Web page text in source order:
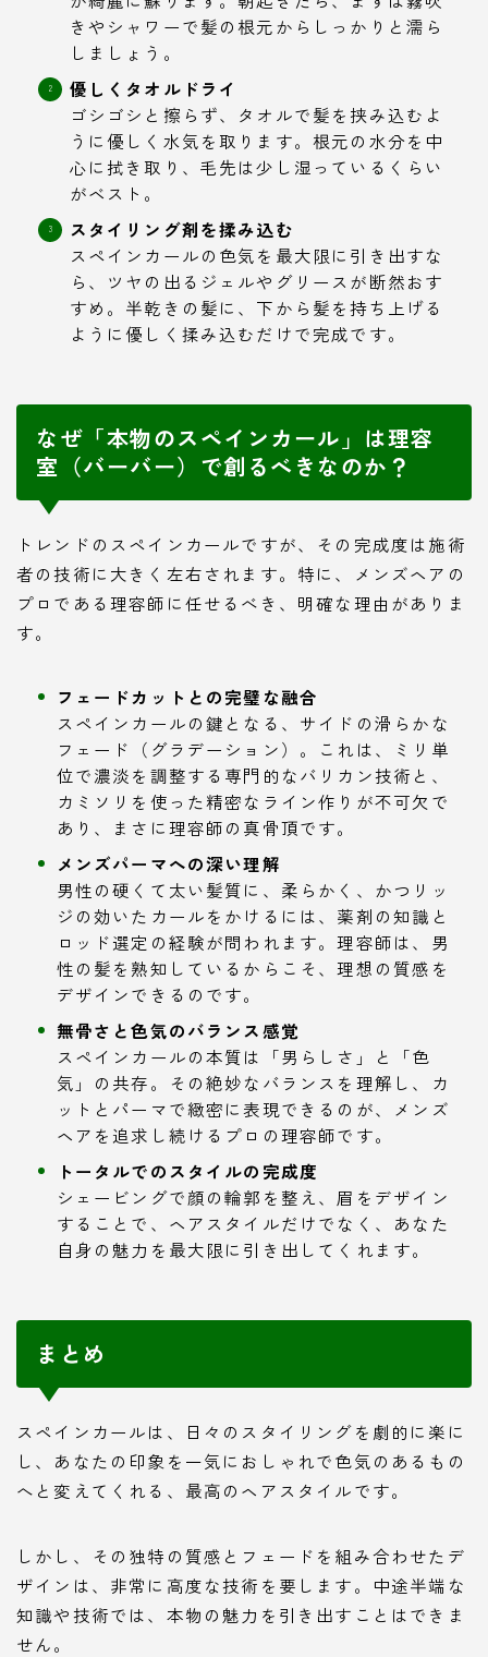
きやシャワーで髪の根元からしっかりと濡ら
しましょう。
優しくタオルドライ
ゴシゴシと擦らず、タオルで髪を挟み込むよ
うに優しく水気を取ります。根元の水分を中
心に拭き取り、毛先は少し湿っているくらい
がベスト。
スタイリング剤を揉み込む
スペインカールの色気を最大限に引き出すな
ら、ツヤの出るジェルやグリースが断然おす
すめ。半乾きの髪に、下から髪を持ち上げる
ように優しく揉み込むだけで完成です。
なぜ「本物のスペインカール」は理容
室（バーバー）で創るべきなのか？
トレンドのスペインカールですが、その完成度は施術
者の技術に大きく左右されます。特に、メンズヘアの
プロである理容師に任せるべき、明確な理由がありま
す。
フェードカットとの完璧な融合
スペインカールの鍵となる、サイドの滑らかな
フェード（グラデーション）。これは、ミリ単
位で濃淡を調整する専門的なバリカン技術と、
カミソリを使った精密なライン作りが不可欠で
あり、まさに理容師の真骨頂です。
メンズパーマへの深い理解
男性の硬くて太い髪質に、柔らかく、かつリッ
ジの効いたカールをかけるには、薬剤の知識と
ロッド選定の経験が問われます。理容師は、男
性の髪を熟知しているからこそ、理想の質感を
デザインできるのです。
無骨さと色気のバランス感覚
スペインカールの本質は「男らしさ」と「色
気」の共存。その絶妙なバランスを理解し、カ
ットとパーマで緻密に表現できるのが、メンズ
ヘアを追求し続けるプロの理容師です。
トータルでのスタイルの完成度
シェービングで顔の輪郭を整え、眉をデザイン
することで、ヘアスタイルだけでなく、あなた
自身の魅力を最大限に引き出してくれます。
まとめ
スペインカールは、日々のスタイリングを劇的に楽に
し、あなたの印象を一気におしゃれで色気のあるもの
へと変えてくれる、最高のヘアスタイルです。
しかし、その独特の質感とフェードを組み合わせたデ
ザインは、非常に高度な技術を要します。中途半端な
知識や技術では、本物の魅力を引き出すことはできま
せん。